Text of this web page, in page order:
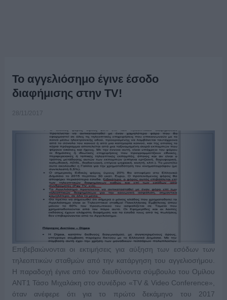
Το αγγελιόσημο έγινε έσοδο
διαφήμισης στην ΤV!
28/11/2017
Επιβεβαιώνονται οι εκτιμήσεις για αύξηση των εσόδων των
τηλεοπτικών σταθμών από την κατάργηση του αγγελιοσήμου.
Η παραδοχή έγινε από τον διευθύνοντα σύμβουλο του Ομίλου
ΑΝΤ1 Τάσο Μιχαλάκη στο συνέδριο «TV & Video Conference»,
όταν ανέφερε ότι για το πρώτο δεκάμηνο του 2017